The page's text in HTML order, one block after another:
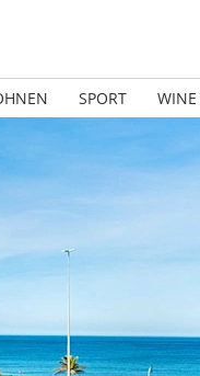
SPORT